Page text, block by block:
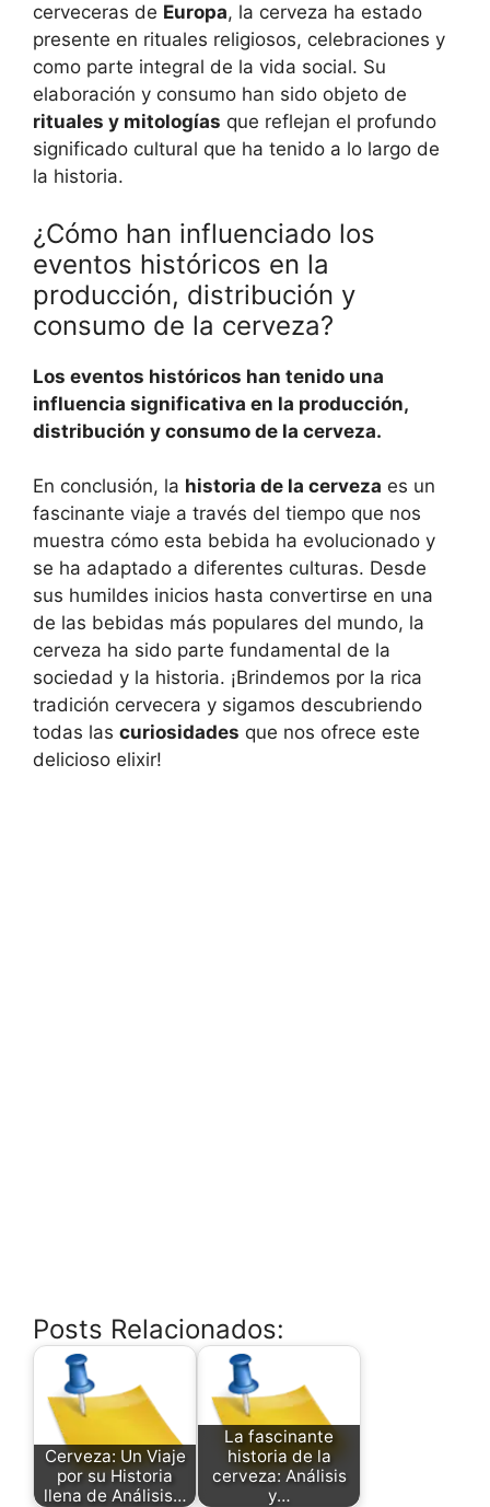
cerveceras de Europa, la cerveza ha estado
presente en rituales religiosos, celebraciones y
como parte integral de la vida social. Su
elaboración y consumo han sido objeto de
rituales y mitologías que reflejan el profundo
significado cultural que ha tenido a lo largo de
la historia.
¿Cómo han influenciado los
eventos históricos en la
producción, distribución y
consumo de la cerveza?
Los eventos históricos han tenido una
influencia significativa en la producción,
distribución y consumo de la cerveza.
En conclusión, la historia de la cerveza es un
fascinante viaje a través del tiempo que nos
muestra cómo esta bebida ha evolucionado y
se ha adaptado a diferentes culturas. Desde
sus humildes inicios hasta convertirse en una
de las bebidas más populares del mundo, la
cerveza ha sido parte fundamental de la
sociedad y la historia. ¡Brindemos por la rica
tradición cervecera y sigamos descubriendo
todas las curiosidades que nos ofrece este
delicioso elixir!
Posts Relacionados:
Cerveza: Un Viaje
por su Historia
llena de Análisis…
La fascinante
historia de la
cerveza: Análisis
y…